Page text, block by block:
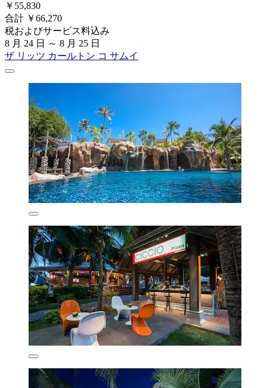
￥55,830
合計 ￥66,270
税およびサービス料込み
8 月 24 日 ～ 8 月 25 日
ザ リッツ カールトン コ サムイ